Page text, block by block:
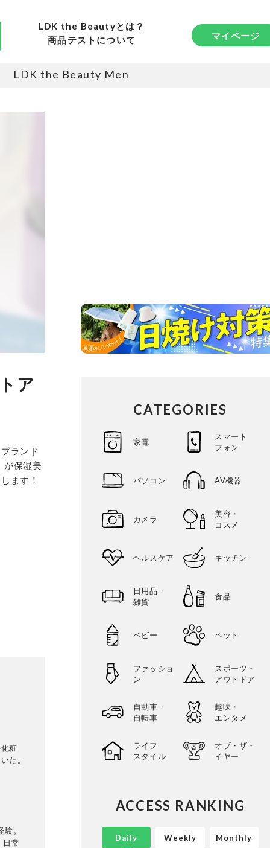
LDK the Beautyとは？
商品テストについて
マイページ
LDK the Beauty Men
ア
ランド
が保湿美
ます！
粧
た。
。
日常
CATEGORIES
家電
スマート
フォン
パソコン AV機器
カメラ
美容・
コスメ
ヘルスケア キッチン
日用品・
雑貨
食品
ベビー ペット
ファッショ
ン
スポーツ・
アウトドア
自動車・
自転車
趣味・
エンタメ
ライフ
スタイル
オブ・ザ・
イヤー
ACCESS RANKING
Daily Weekly Monthly